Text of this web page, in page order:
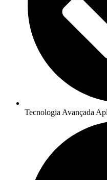
Tecnologia Avançada